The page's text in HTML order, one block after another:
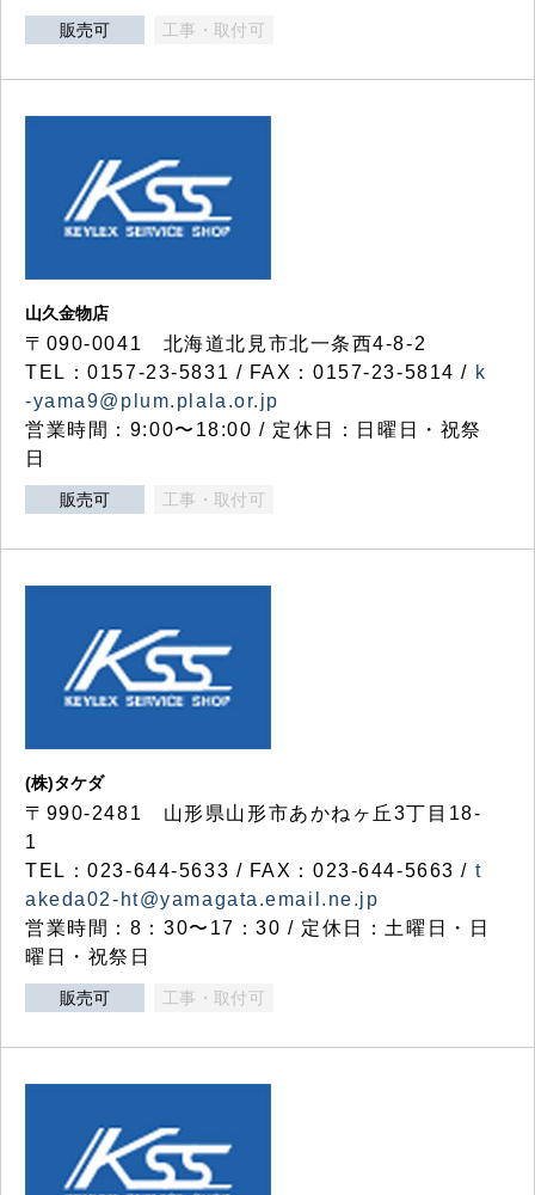
販売可 工事・取付可
山久金物店
〒090-0041 北海道北見市北一条西4-8-2
TEL：0157-23-5831 / FAX：0157-23-5814 / k
-yama9@plum.plala.or.jp
営業時間：9:00〜18:00 / 定休日：日曜日・祝祭
日
販売可 工事・取付可
(株)タケダ
〒990-2481 山形県山形市あかねヶ丘3丁目18-
1
TEL：023-644-5633 / FAX：023-644-5663 / t
akeda02-ht@yamagata.email.ne.jp
営業時間：8：30〜17：30 / 定休日：土曜日・日
曜日・祝祭日
販売可 工事・取付可